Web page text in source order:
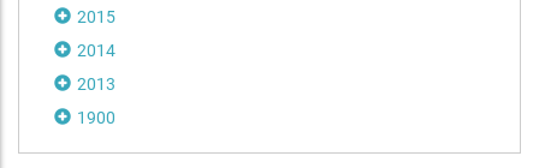
2015
2014
2013
1900